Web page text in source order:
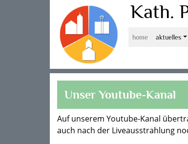
Kath.
home aktuelles
Unser Youtube-Kanal
Auf unserem Youtube-Kanal
auch nach der Liveausstrahlung